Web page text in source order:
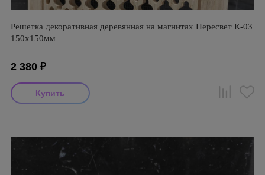
Решетка декоративная деревянная на магнитах Пересвет К-03
150х150мм
2 380 ₽